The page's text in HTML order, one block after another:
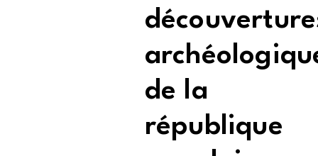
de la
république